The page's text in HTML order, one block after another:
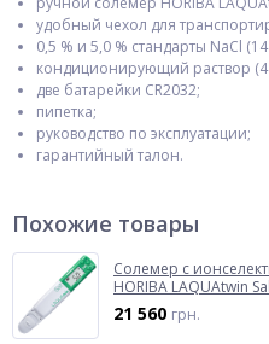
удобный чехол для
0,5 % и 5,0 % стандарты NaCl
кондиционирующий раствор (4
две батарейки CR2032;
пипетка;
руководство по эксплуатации;
гарантийный талон.
Похожие товары
Солемер с
HORIBA LAQUAtwin
21 560 грн.